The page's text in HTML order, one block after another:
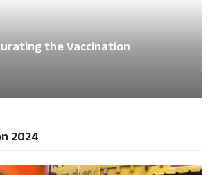
the Vaccination
2024